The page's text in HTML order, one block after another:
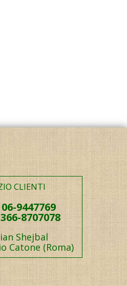
CLIENTI
9447769
8707078
Shejbal
Catone (Roma)